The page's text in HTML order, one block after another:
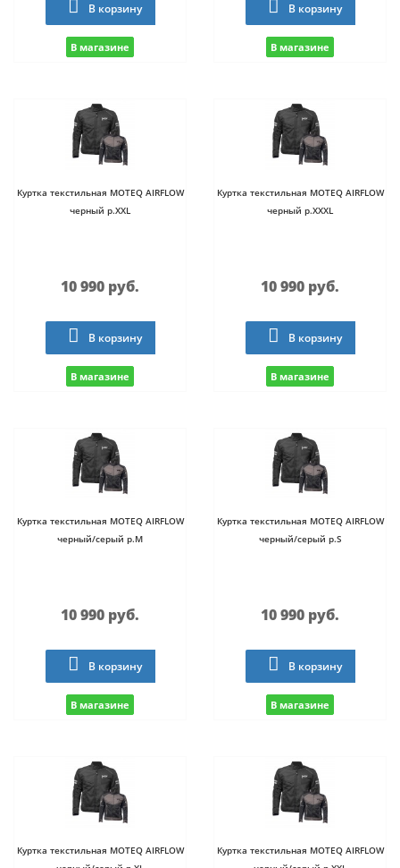
В корзину
В магазине
В корзину
В магазине
Куртка текстильная MOTEQ AIRFLOW
черный р.XXL
10 990 руб.
В корзину
В магазине
Куртка текстильная MOTEQ AIRFLOW
черный р.XXXL
10 990 руб.
В корзину
В магазине
Куртка текстильная MOTEQ AIRFLOW
черный/серый р.M
10 990 руб.
В корзину
В магазине
Куртка текстильная MOTEQ AIRFLOW
черный/серый р.S
10 990 руб.
В корзину
В магазине
Куртка текстильная MOTEQ AIRFLOW
Куртка текстильная MOTEQ AIRFLOW